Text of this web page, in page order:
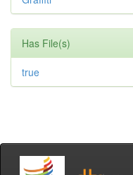
Has File(s)
true